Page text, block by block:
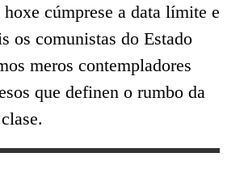
cúmprese a data límite e
os comunistas do Estado
meros contempladores
que definen o rumbo da